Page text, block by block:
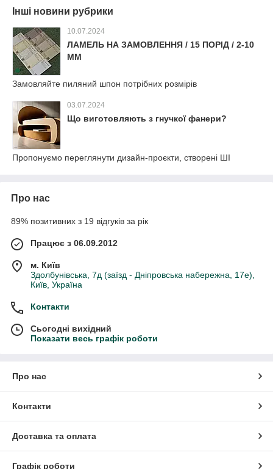
Інші новини рубрики
10.07.2024
ЛАМЕЛЬ НА ЗАМОВЛЕННЯ / 15 ПОРІД / 2-10
ММ
Замовляйте пиляний шпон потрібних розмірів
03.07.2024
Що виготовляють з гнучкої фанери?
Пропонуємо переглянути дизайн-проєкти, створені ШІ
Про нас
89% позитивних з 19 відгуків за рік
Працює з 06.09.2012
м. Київ
Здолбунівська, 7д (заїзд - Дніпровська набережна, 17е),
Київ, Україна
Контакти
Сьогодні вихідний
Показати весь графік роботи
Про нас
Контакти
Доставка та оплата
Графік роботи